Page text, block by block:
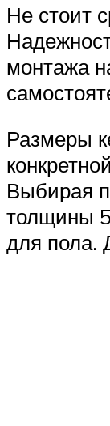
Не стоит
монтажа
Размеры
Выбирая
толщины 5
для пола.